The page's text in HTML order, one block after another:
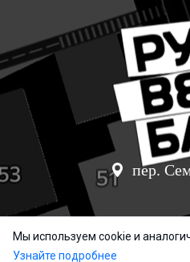
пер.
Мы используем cookie и
Узнайте подробнее